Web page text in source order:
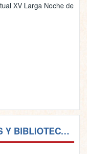
XV Larga Noche de
RECURSOS ELECTRÓNICOS Y BIBLIOTECAS VIRTUALES